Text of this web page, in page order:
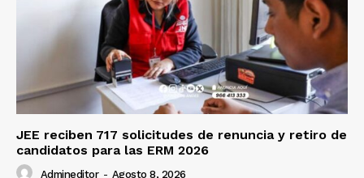
JEE reciben 717 solicitudes de renuncia y retiro de
candidatos para las ERM 2026
Admineditor - Agosto 8, 2026